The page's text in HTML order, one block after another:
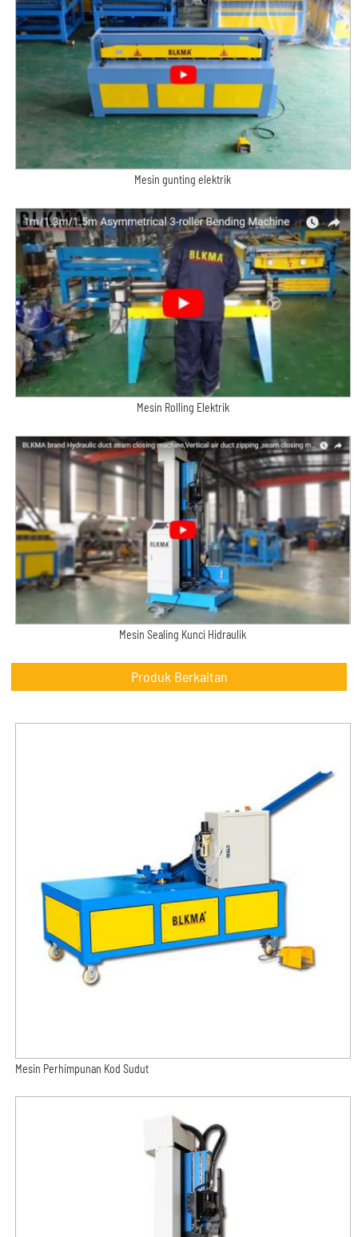
Mesin gunting elektrik
Mesin Rolling Elektrik
Mesin Sealing Kunci Hidraulik
Produk Berkaitan
Mesin Perhimpunan Kod Sudut